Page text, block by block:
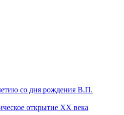
со дня рождения В.П.
открытие XX века